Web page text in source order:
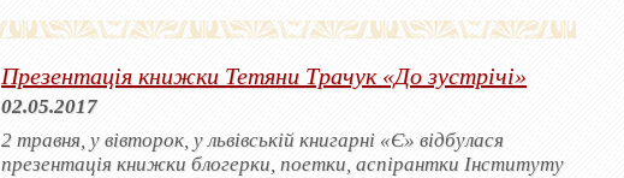
Презентація книжки Тетяни Трачук «До зустрічі»
02.05.2017
2 травня, у вівторок, у львівській книгарні «Є» відбулася
презентація книжки блогерки, поетки, аспірантки Інституту